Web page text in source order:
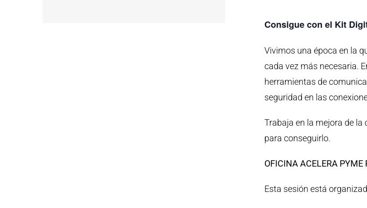
Consigue con el Kit
Vivimos una época en la
cada vez más necesaria.
herramientas de
seguridad en las
Trabaja en la mejora de
para conseguirlo.
OFICINA ACELERA PYME
Esta sesión está